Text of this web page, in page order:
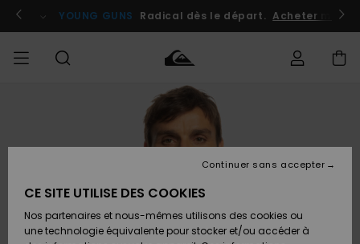
l'information
le
Se connecter / s'inscrire
YOUNG GUNS Radical dès le départ. Acheter
Vêtements
Chaussures
& Tongs
Vêtements
Chaussures
& Tongs
FEMME
Shop
A
Découvrir
SURF
Shop
Homme
Surf
Shop
Enfant
Snow
Shop
Homme
Snow
Shop
Enfant
Outlet
Homme
Enfant
Accéder à
commande
Retours
CE SITE UTILISE DES COOKIES
Nos partenaires et nous-mêmes utilisons des cookies ou
une technologie équivalente pour stocker et/ou accéder à
Continuer sans accepter